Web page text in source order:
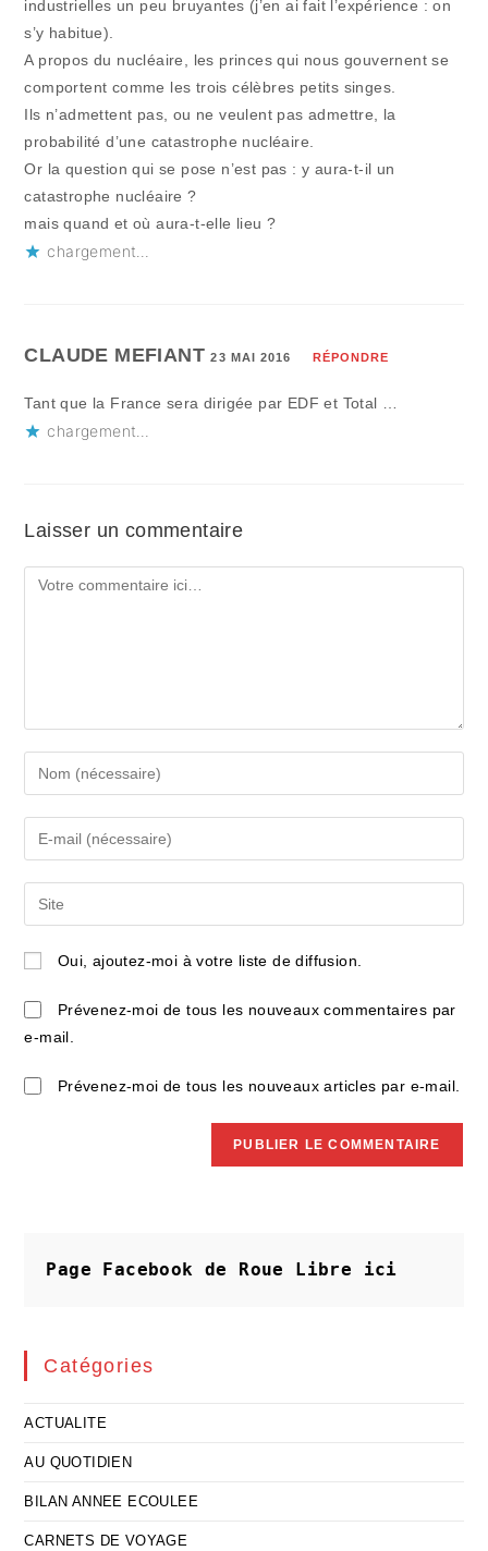
industrielles un peu bruyantes (j’en ai fait l’expérience : on
s’y habitue).
A propos du nucléaire, les princes qui nous gouvernent se
comportent comme les trois célèbres petits singes.
Ils n’admettent pas, ou ne veulent pas admettre, la
probabilité d’une catastrophe nucléaire.
Or la question qui se pose n’est pas : y aura-t-il un
catastrophe nucléaire ?
mais quand et où aura-t-elle lieu ?
chargement…
CLAUDE MEFIANT23 MAI 2016 RÉPONDRE
Tant que la France sera dirigée par EDF et Total …
chargement…
Laisser un commentaire
Comment
Enter
your
name
comment
Enter
your
email
address
comment
Saisir
l’URL
de
site
(facultatif)
Oui, ajoutez-moi à votre liste de diffusion.
Prévenez-moi de tous les nouveaux commentaires par
e-mail.
Prévenez-moi de tous les nouveaux articles par e-mail.
Page Facebook de Roue Libre ici
Catégories
ACTUALITE
AU QUOTIDIEN
BILAN ANNEE ECOULEE
CARNETS DE VOYAGE